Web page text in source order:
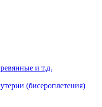
и т.д.
(бисероплетения)